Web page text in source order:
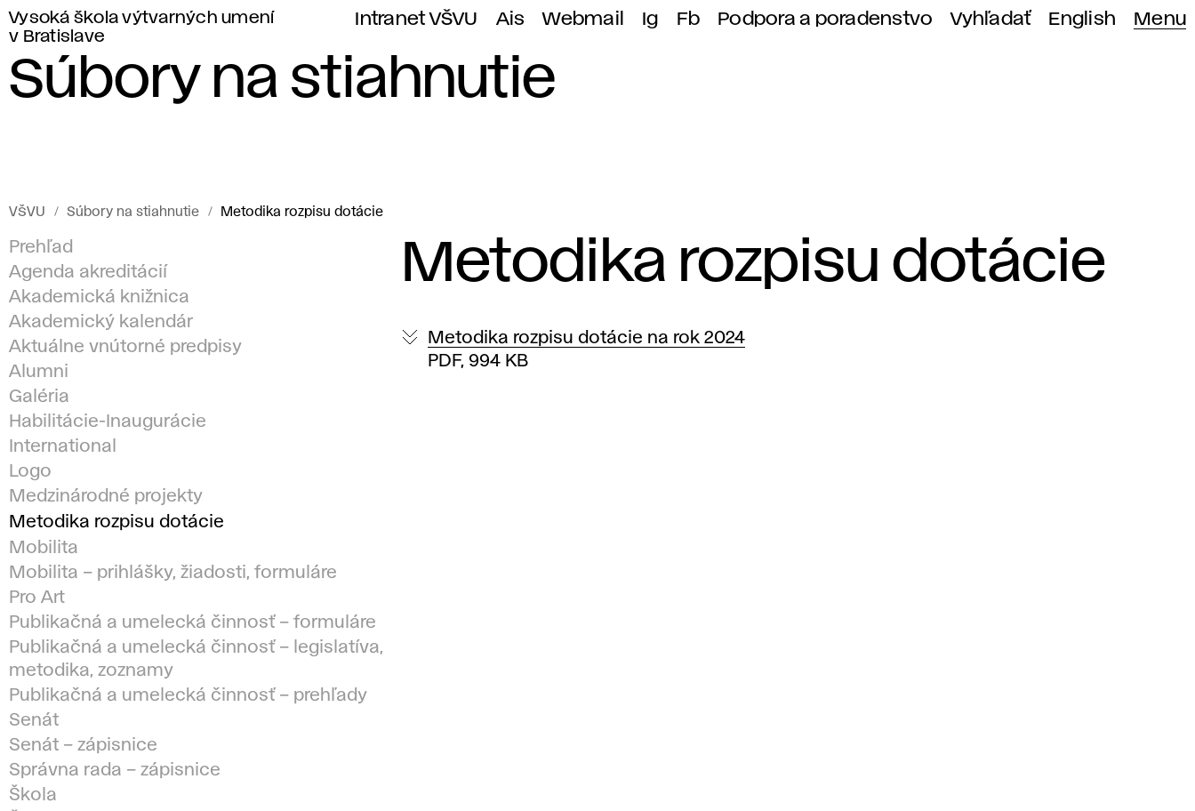
Vysoká škola výtvarných umení
v Bratislave
Intranet VŠVU Ais Webmail Ig Fb Podpora a poradenstvo Vyhľadať English Menu
Súbory na stiahnutie
VŠVU Súbory na stiahnutie Metodika rozpisu dotácie
Prehľad
Agenda akreditácií
Akademická knižnica
Akademický kalendár
Aktuálne vnútorné predpisy
Alumni
Galéria
Habilitácie-Inaugurácie
International
Logo
Medzinárodné projekty
Metodika rozpisu dotácie
Mobilita
Mobilita – prihlášky, žiadosti, formuláre
Pro Art
Publikačná a umelecká činnosť – formuláre
Publikačná a umelecká činnosť – legislatíva,
metodika, zoznamy
Publikačná a umelecká činnosť – prehľady
Senát
Senát – zápisnice
Správna rada – zápisnice
Škola
Metodika rozpisu dotácie
Metodika rozpisu dotácie na rok 2024
PDF, 994 KB